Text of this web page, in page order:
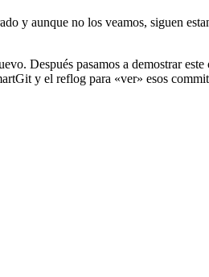
y aunque no los veamos, siguen
Después pasamos a demostrar
y el reflog para «ver» esos